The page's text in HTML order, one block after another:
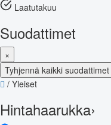
Laatutakuu
Suodattimet
×
Tyhjennä kaikki suodattimet
/ Yleiset
Hintahaarukka›